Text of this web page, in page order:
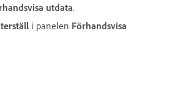
utdata.
i panelen Förhandsvisa